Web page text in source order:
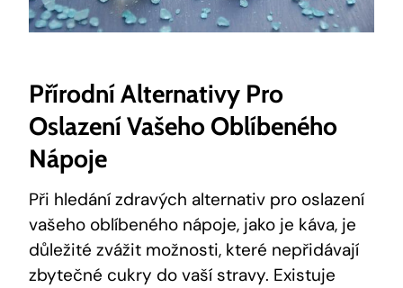
Přírodní Alternativy Pro
Oslazení Vašeho Oblíbeného
Nápoje
Při hledání zdravých alternativ pro oslazení
vašeho oblíbeného nápoje, jako je káva, je
důležité zvážit možnosti, které nepřidávají
zbytečné cukry do vaší stravy. Existuje